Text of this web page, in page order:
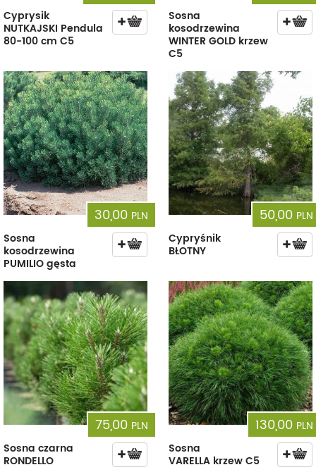
Cyprysik
NUTKAJSKI Pendula
80-100 cm C5
Sosna
kosodrzewina
WINTER GOLD krzew
C5
30,00 PLN
Sosna
kosodrzewina
PUMILIO gęsta
50,00 PLN
Cypryśnik
BŁOTNY
75,00 PLN
Sosna czarna
RONDELLO
130,00 PLN
Sosna
VARELLA krzew C5